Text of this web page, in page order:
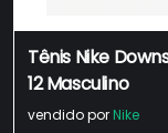
Tênis Nike
12 Masculino
vendido por Nike